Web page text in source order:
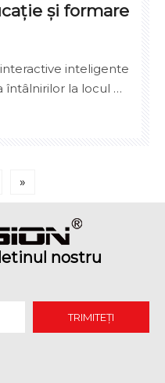
și formare
inteligente
la locul de
»
nostru
TRIMITEȚI